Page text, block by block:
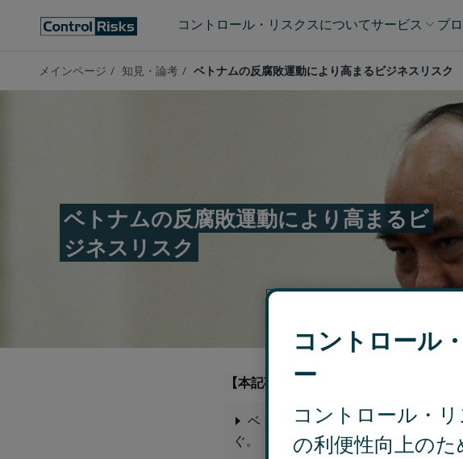
コントロール・リスクスについてサービス プ
メインページ 知見・論考​ ベトナムの反腐敗運動により高まるビジネスリスク
ベトナムの反腐敗運動により高まるビ
ジネスリスク
【本記事のサマリ】
ベトナムでは強力な反腐敗運動が推
ぐ。
コントロール
ー
コントロール・
の利便性向上の